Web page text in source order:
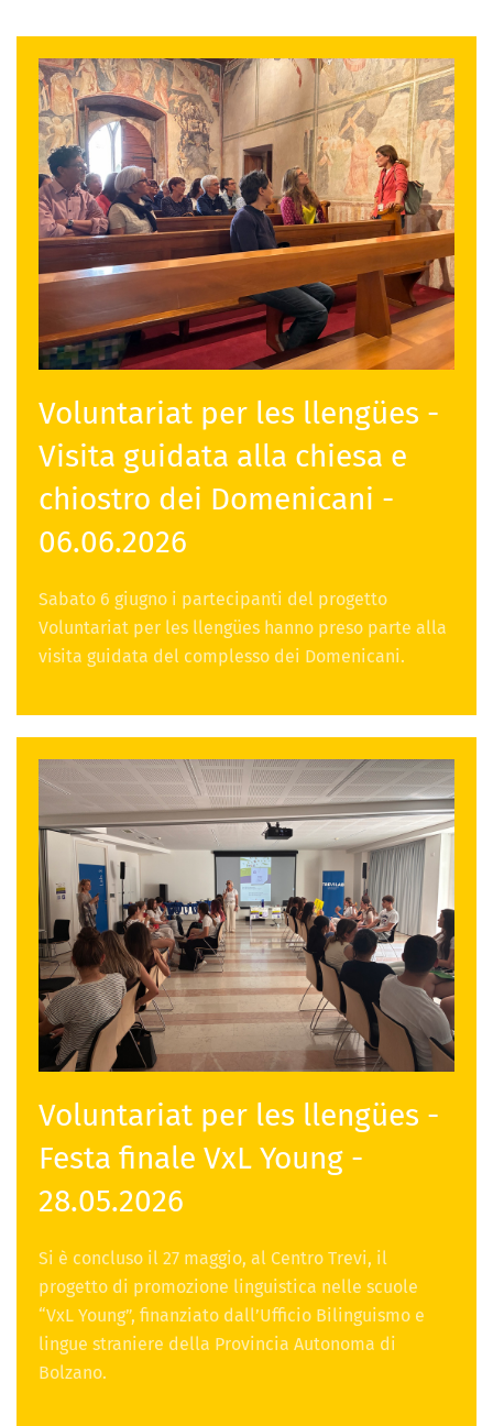
Voluntariat per les llengües -
Visita guidata alla chiesa e
chiostro dei Domenicani -
06.06.2026
Sabato 6 giugno i partecipanti del progetto
Voluntariat per les llengües hanno preso parte alla
visita guidata del complesso dei Domenicani.
Voluntariat per les llengües -
Festa finale VxL Young -
28.05.2026
Si è concluso il 27 maggio, al Centro Trevi, il
progetto di promozione linguistica nelle scuole
“VxL Young”, finanziato dall’Ufficio Bilinguismo e
lingue straniere della Provincia Autonoma di
Bolzano.